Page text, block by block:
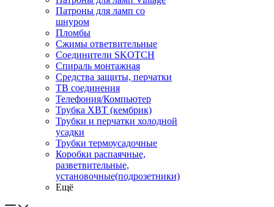
Патроны для ламп со
шнуром
Пломбы
Сжимы ответвительные
Соединители SKOTCH
Спираль монтажная
Средства защиты, перчатки
ТВ соединения
Телефония/Компьютер
Трубка ХВТ (кембрик)
Трубки и перчатки холодной
усадки
Трубки термоусадочные
Коробки распаячные,
разветвительные,
установочные(подрозетники)
Ещё